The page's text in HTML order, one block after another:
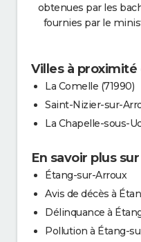
obtenues par les
fournies par le
Villes à
La Comelle (71990)
Saint-Nizier-sur-
La Chapelle-sous-
En savoir plus
Étang-sur-Arroux
Avis de décès à
Délinquance à
Pollution à Étang-